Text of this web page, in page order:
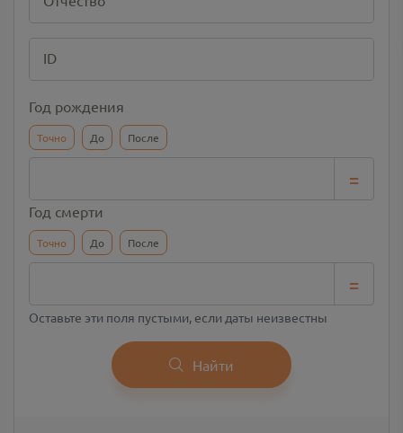
ID
Год рождения
Точно До После
=
Год смерти
Точно До После
=
Оставьте эти поля пустыми, если даты неизвестны
Найти